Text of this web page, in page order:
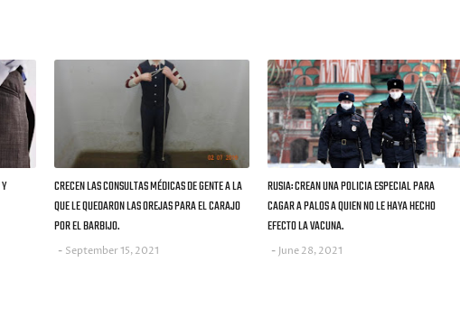
CRECEN LAS CONSULTAS MÉDICAS DE GENTE A LA
QUE LE QUEDARON LAS OREJAS PARA EL CARAJO
POR EL BARBIJO.
September 15, 2021
RUSIA: CREAN UNA POLICIA ESPECIAL PARA
CAGAR A PALOS A QUIEN NO LE HAYA HECHO
EFECTO LA VACUNA.
June 28, 2021